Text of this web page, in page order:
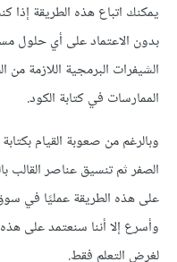
يمكنك اتباع هذه الطريقة
بدون الاعتماد على أي
الشيفرات البرمجية اللازمة
الممارسات في كتابة الكود.
وبالرغم من صعوبة القيام
الصفر ثم تنسيق عناصر القالب
على هذه الطريقة عمليًا في
وأسرع إلا أننا سنعتمد على
لغرض التعلم فقط.